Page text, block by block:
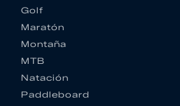
Golf
Maratón
Montaña
MTB
Natación
Paddleboard